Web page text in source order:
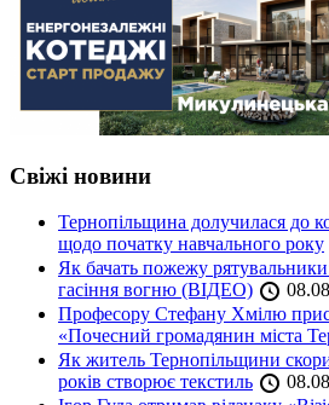
Свіжі новини
Тернопільщина долучилася до
щодо початку навчального року
Як бачать пожежу
гасіння вогню (ВІДЕО)
Професору Стефану Хмілю
«Почесний громадянин міста
Як житель Тернопільщини
років створює текстиль